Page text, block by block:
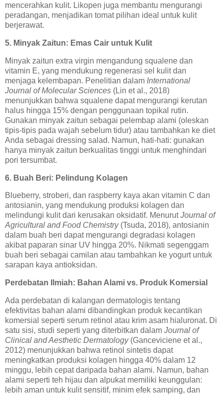
mencerahkan kulit. Likopen juga membantu mengurangi
peradangan, menjadikan tomat pilihan ideal untuk kulit
berjerawat.
5. Minyak Zaitun: Emas Cair untuk Kulit
Minyak zaitun extra virgin mengandung squalene dan
vitamin E, yang mendukung regenerasi sel kulit dan
menjaga kelembapan. Penelitian dalam International
Journal of Molecular Sciences (Lin et al., 2018)
menunjukkan bahwa squalene dapat mengurangi kerutan
halus hingga 15% dengan penggunaan topikal rutin.
Gunakan minyak zaitun sebagai pelembap alami (oleskan
tipis-tipis pada wajah sebelum tidur) atau tambahkan ke diet
Anda sebagai dressing salad. Namun, hati-hati: gunakan
hanya minyak zaitun berkualitas tinggi untuk menghindari
pori tersumbat.
6. Buah Beri: Pelindung Kolagen
Blueberry, stroberi, dan raspberry kaya akan vitamin C dan
antosianin, yang mendukung produksi kolagen dan
melindungi kulit dari kerusakan oksidatif. MenurutJournal of
Agricultural and Food Chemistry(Tsuda, 2018), antosianin
dalam buah beri dapat mengurangi degradasi kolagen
akibat paparan sinar UV hingga 20%. Nikmati segenggam
buah beri sebagai camilan atau tambahkan ke yogurt untuk
sarapan kaya antioksidan.
Perdebatan Ilmiah: Bahan Alami vs. Produk Komersial
Ada perdebatan di kalangan dermatologis tentang
efektivitas bahan alami dibandingkan produk kecantikan
komersial seperti serum retinol atau krim asam hialuronat. Di
satu sisi, studi seperti yang diterbitkan dalam Journal of
Clinical and Aesthetic Dermatology(Ganceviciene et al.,
2012) menunjukkan bahwa retinol sintetis dapat
meningkatkan produksi kolagen hingga 40% dalam 12
minggu, lebih cepat daripada bahan alami. Namun, bahan
alami seperti teh hijau dan alpukat memiliki keunggulan:
lebih aman untuk kulit sensitif, minim efek samping, dan